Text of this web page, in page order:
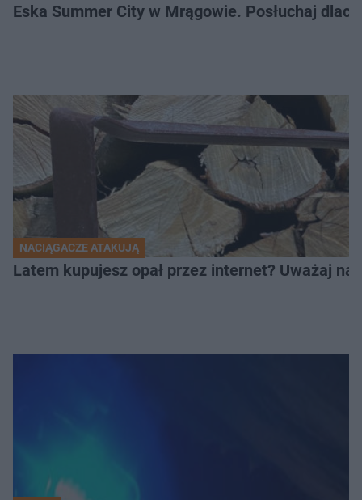
Eska Summer City w Mrągowie. Posłuchaj
NACIĄGACZE ATAKUJĄ
Latem kupujesz opał przez internet? Uważaj na